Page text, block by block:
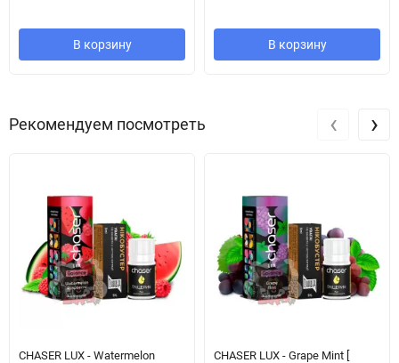
В корзину В корзину
Рекомендуем посмотреть
CHASER LUX - Watermelon
CHASER LUX - Grape Mint [
‹ ›